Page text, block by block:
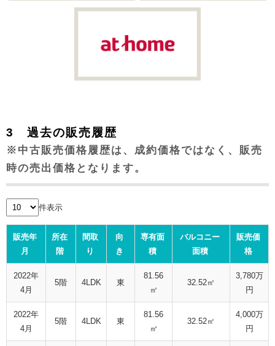
3 過去の販売履歴
※中古販売価格履歴は、成約価格ではなく、販売
時の売出価格となります。
件表示
販売年
月
所在
階
間取
り
向
き
専有面
積
バルコニー
面積
販売価
格
2022年
4月
5階 4LDK 東
81.56
㎡
32.52㎡
3,780万
円
2022年
4月
5階 4LDK 東
81.56
㎡
32.52㎡
4,000万
円